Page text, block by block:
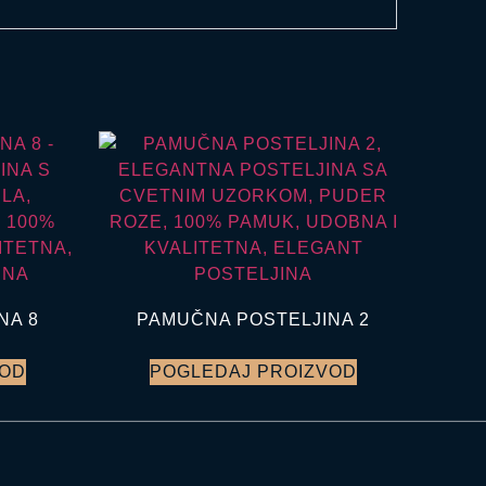
8 PAMUČNA POSTELJINA 2
POGLEDAJ PROIZVOD